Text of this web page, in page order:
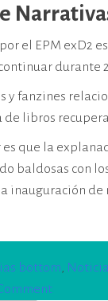
el EPM exD2
durante
y fanzines
libros
que la
baldosas con
inauguración
bottom,
on